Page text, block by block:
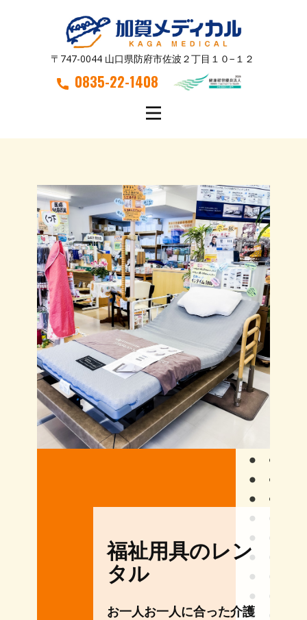
〒747-0044 山口県防府市佐波２丁目１０−１２
0835-22-1408
福祉用具のレン
タル
お一人お一人に合った介護